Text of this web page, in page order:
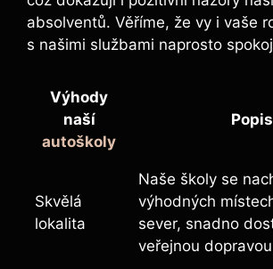
absolventů. Věříme, že vy i vaše
s našimi službami naprosto
Výhody
naší
autoškoly
Popis
Skvělá‌
lokalita
Naše školy se
výhodných
sever, snadno
veřejnou